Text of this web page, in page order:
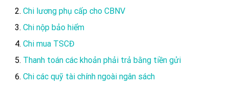
Chi lương phụ cấp cho CBNV
Chi nộp bảo hiểm
Chi mua TSCĐ
Thanh toán các khoản phải trả bằng tiền gửi
Chi các quỹ tài chính ngoài ngân sách